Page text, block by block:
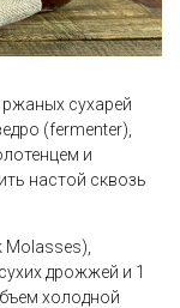
сухарей
(fermenter),
и
настой сквозь
Molasses),
сухих дрожжей и 1
холодной